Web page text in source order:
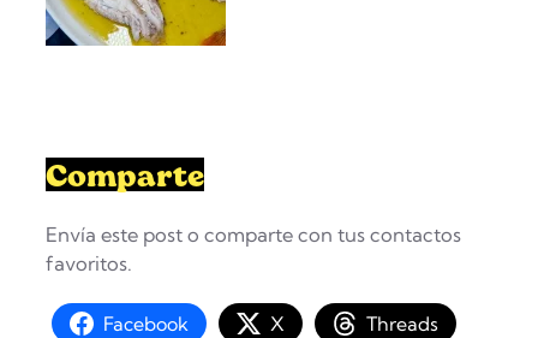
s
Comparte
Envía este post o comparte con tus contactos
favoritos.
Facebook X Threads